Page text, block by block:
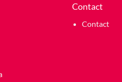
Contact
Contact